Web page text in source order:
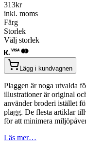
313kr
inkl. moms
Färg
Storlek
Välj storlek
Lägg i kundvagnen
Plaggen är noga utvalda
illustrationer är original
använder broderi istället
plagg. De flesta artiklar
för att minimera
Läs mer…